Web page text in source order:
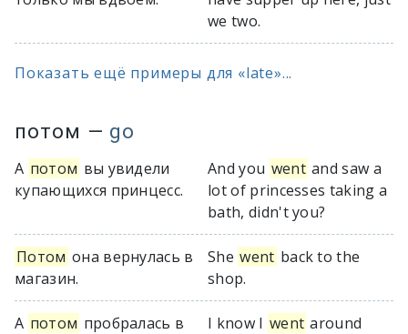
we two.
Показать ещё примеры для «late»...
потом — go
А потом вы увидели
купающихся принцесс.
And you went and saw a
lot of princesses taking a
bath, didn't you?
Потом она вернулась в
магазин.
She went back to the
shop.
А потом пробралась в
I know I went around